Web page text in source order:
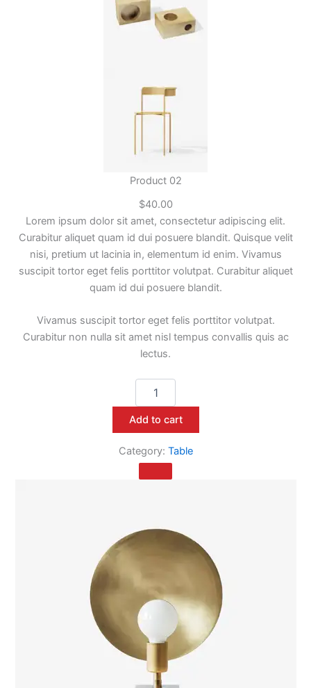
Product 02
$40.00
Lorem ipsum dolor sit amet, consectetur adipiscing elit.
Curabitur aliquet quam id dui posuere blandit. Quisque velit
nisi, pretium ut lacinia in, elementum id enim. Vivamus
suscipit tortor eget felis porttitor volutpat. Curabitur aliquet
quam id dui posuere blandit.
Vivamus suscipit tortor eget felis porttitor volutpat.
Curabitur non nulla sit amet nisl tempus convallis quis ac
lectus.
Add to cart
Category: Table